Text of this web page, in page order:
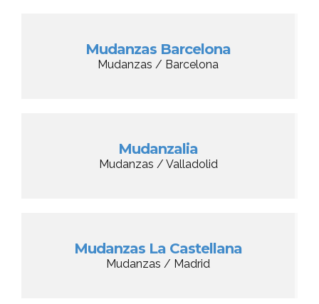
Mudanzas Barcelona
Mudanzas / Barcelona
Mudanzalia
Mudanzas / Valladolid
Mudanzas La Castellana
Mudanzas / Madrid